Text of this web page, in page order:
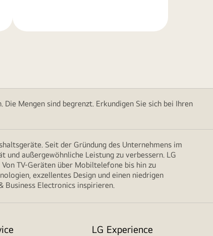
Mengen sind begrenzt. Erkundigen Sie sich bei Ihren
Seit der Gründung des Unternehmens im
außergewöhnliche Leistung zu verbessern. LG
TV-Geräten über Mobiltelefone bis hin zu
exzellentes Design und einen niedrigen
Business Electronics inspirieren.
LG Experience